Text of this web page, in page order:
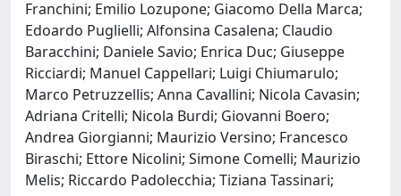
Franchini; Emilio Lozupone; Giacomo Della Marca;
Edoardo Puglielli; Alfonsina Casalena; Claudio
Baracchini; Daniele Savio; Enrica Duc; Giuseppe
Ricciardi; Manuel Cappellari; Luigi Chiumarulo;
Marco Petruzzellis; Anna Cavallini; Nicola Cavasin;
Adriana Critelli; Nicola Burdi; Giovanni Boero;
Andrea Giorgianni; Maurizio Versino; Francesco
Biraschi; Ettore Nicolini; Simone Comelli; Maurizio
Melis; Riccardo Padolecchia; Tiziana Tassinari;